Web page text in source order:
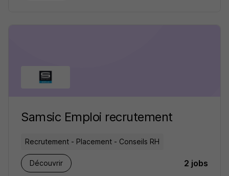
Samsic Emploi recrutement
Recrutement - Placement - Conseils RH
Découvrir 2 jobs